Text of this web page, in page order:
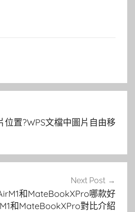
位置?WPS文檔中圖片自由移
Next Post
和MateBookXPro哪款好
和MateBookXPro對比介紹